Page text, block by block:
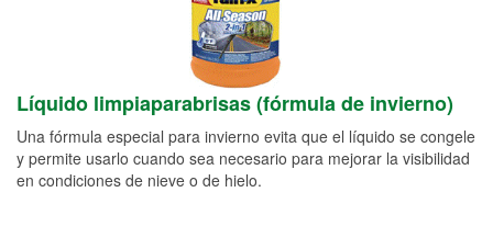
Líquido limpiaparabrisas (fórmula de invierno)
Una fórmula especial para invierno evita que el líquido se congele
y permite usarlo cuando sea necesario para mejorar la visibilidad
en condiciones de nieve o de hielo.